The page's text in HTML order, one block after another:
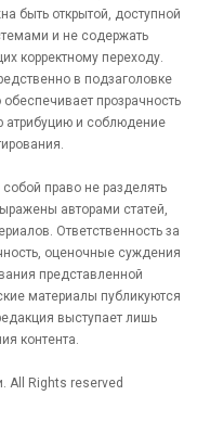
быть открытой, доступной
и не содержать
корректному переходу.
в подзаголовке
прозрачность
атрибуцию и соблюдение
право не разделять
авторами статей,
Ответственность за
оценочные суждения
представленной
материалы публикуются
выступает лишь
контента.
All Rights reserved